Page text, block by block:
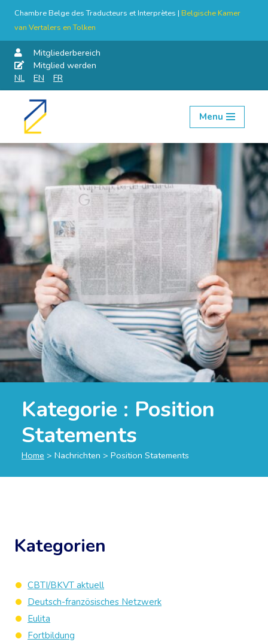
Chambre Belge des Traducteurs et Interprètes | Belgische Kamer
van Vertalers en Tolken
Mitgliederbereich
Mitglied werden
NL
EN FR
Skip
content
Menu
Kategorie : Position
Statements
Home > Nachrichten > Position Statements
Kategorien
CBTI/BKVT aktuell
Deutsch-französisches Netzwerk
Eulita
Fortbildung